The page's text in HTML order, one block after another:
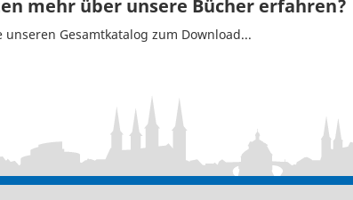
mehr über unsere Bücher erfahren?
unseren Gesamtkatalog zum Download...